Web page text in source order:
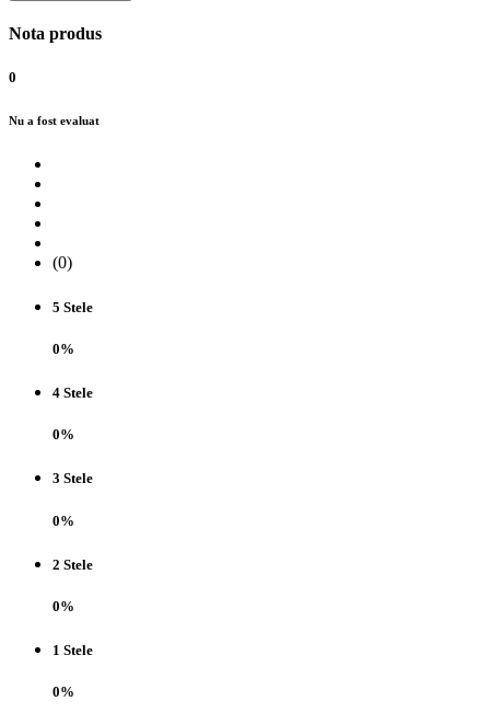
Nota produs
0
Nu a fost evaluat
(0)
5 Stele
0%
4 Stele
0%
3 Stele
0%
2 Stele
0%
1 Stele
0%